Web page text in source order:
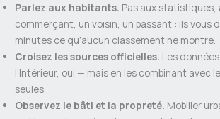
Parlez aux habitants. Pas aux statistiques,
commerçant, un voisin, un passant : ils vous
minutes ce qu’aucun classement ne montre.
Croisez les sources officielles. Les
l’Intérieur, oui — mais en les combinant avec
seules.
Observez le bâti et la propreté. Mobilier